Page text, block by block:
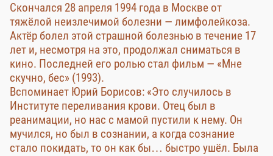
Скончался 28 апреля 1994 года в Москве от
тяжёлой неизлечимой болезни — лимфолейкоза.
Актёр болел этой страшной болезнью в течение 17
лет и, несмотря на это, продолжал сниматься в
кино. Последней его ролью стал фильм — «Мне
скучно, бес» (1993).
Вспоминает Юрий Борисов: «Это случилось в
Институте переливания крови. Отец был в
реанимации, но нас с мамой пустили к нему. Он
мучился, но был в сознании, а когда сознание
стало покидать, то он как бы… быстро ушёл. Была